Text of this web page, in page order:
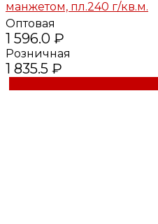
манжетом, пл.240 г/кв.м.
Оптовая
1 596.0 ₽
Розничная
1 835.5 ₽